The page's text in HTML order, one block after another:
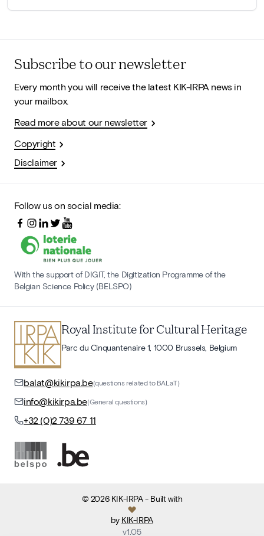
Subscribe to our newsletter
Every month you will receive the latest KIK-IRPA news in
your mailbox.
Read more about our newsletter
Copyright
Disclaimer
Follow us on social media:
With the support of DIGIT, the Digitization Programme of the
Belgian Science Policy (BELSPO)
Royal Institute for Cultural Heritage
Parc du Cinquantenaire 1, 1000 Brussels, Belgium
balat@kikirpa.be(questions related to BALaT)
info@kikirpa.be(General questions)
+32 (0)2 739 67 11
© 2026 KIK-IRPA- Built with
by KIK-IRPA
v1.05